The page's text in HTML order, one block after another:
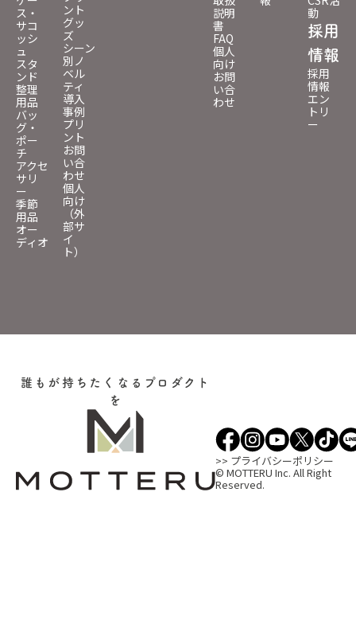
ス・
サコ
ッシ
ュ
スタ
ンド
整理
用品
バッ
グ・
ポー
チ
アクセ
サリ
ー
季節
用品
オー
ディオ
ント
グッ
ズ
シーン
別ノ
ベル
ティ
導入
事例
プリ
ント
お問
い合
わせ
個人
向け
（外
部サ
イ
ト）
説明
書
FAQ
個人
向け
お問
い合
わせ
動
採用
情報
採用
情報
エン
トリ
ー
誰もが持ちたくなるプロダクト
を
>> プライバシーポリシー
© MOTTERU Inc. All Right
Reserved.